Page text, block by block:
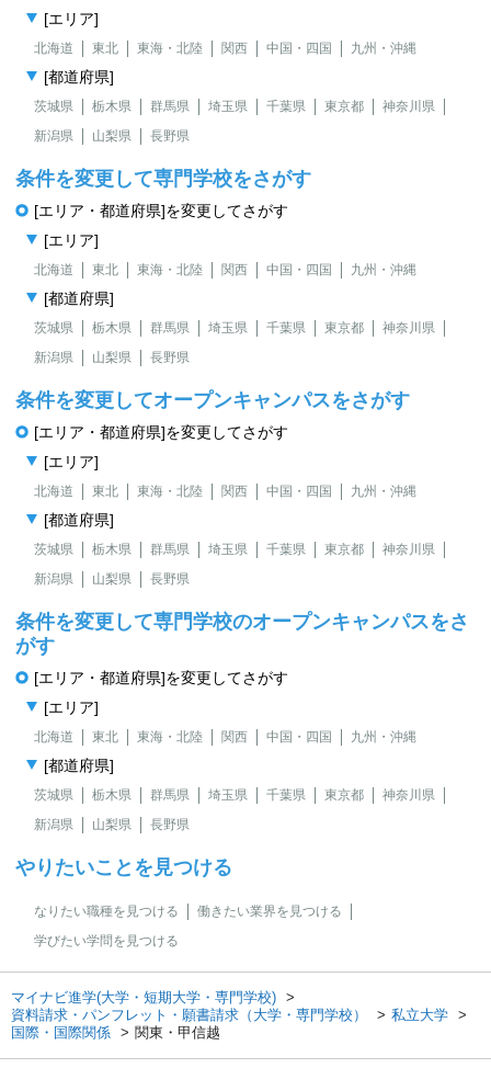
[エリア]
北海道 東北 東海・北陸 関西 中国・四国 九州・沖縄
[都道府県]
茨城県 栃木県 群馬県 埼玉県 千葉県 東京都
神奈川県
新潟県
山梨県 長野県
条件を変更して専門学校をさがす
[エリア・都道府県]を変更してさがす
[エリア]
北海道 東北 東海・北陸 関西 中国・四国 九州・沖縄
[都道府県]
茨城県 栃木県 群馬県 埼玉県 千葉県 東京都
神奈川県
新潟県
山梨県 長野県
条件を変更してオープンキャンパスをさがす
[エリア・都道府県]を変更してさがす
[エリア]
北海道 東北 東海・北陸 関西 中国・四国 九州・沖縄
[都道府県]
茨城県 栃木県 群馬県 埼玉県 千葉県 東京都
神奈川県
新潟県
山梨県 長野県
条件を変更して専門学校のオープンキャンパスをさ
がす
[エリア・都道府県]を変更してさがす
[エリア]
北海道 東北 東海・北陸 関西 中国・四国 九州・沖縄
[都道府県]
茨城県 栃木県 群馬県 埼玉県 千葉県 東京都
神奈川県
新潟県
山梨県 長野県
やりたいことを見つける
なりたい職種を見つける
働きたい業界を見つける
学びたい学問を見つける
マイナビ進学(大学・短期大学・専門学校)
資料請求・パンフレット・願書請求（大学・専門学校）
私立大学
国際・国際関係
関東・甲信越